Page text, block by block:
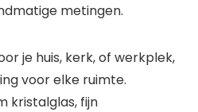
metingen.
je huis, kerk, of werkplek,
voor elke ruimte.
kristalglas, fijn